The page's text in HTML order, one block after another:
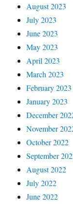
August 2023
July 2023
June 2023
May 2023
April 2023
March 2023
February 2023
January 2023
December
November
October 2022
September
August 2022
July 2022
June 2022